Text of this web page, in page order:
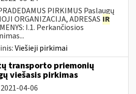
PIRKIMUS Paslaugų
ORGANIZACIJA, ADRESAS IR
I.1. Perkančiosios
Viešieji pirkimai
transporto priemonių
viešasis pirkimas
2021-04-06